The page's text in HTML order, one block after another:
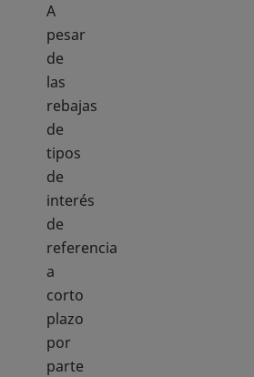
A
pesar
de
las
rebajas
de
tipos
de
interés
de
referencia
a
corto
plazo
por
parte